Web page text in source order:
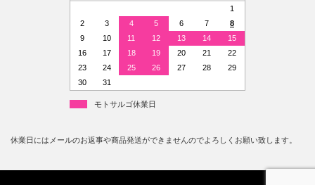
1
2
3 4 5 6 7
8
9
10 11 12 13 14
15
16
17 18 19 20 21
22
23
24 25 26 27 28
29
30
31
モトサルゴ休業日
休業日にはメールのお返事や商品発送ができませんのでよろしくお願い致します。